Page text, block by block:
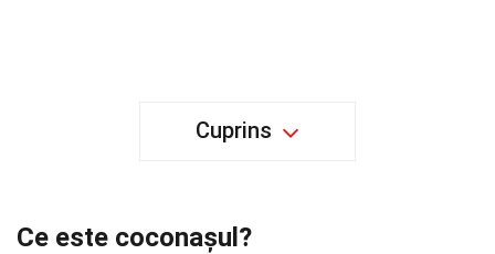
Cuprins
Ce este coconașul?